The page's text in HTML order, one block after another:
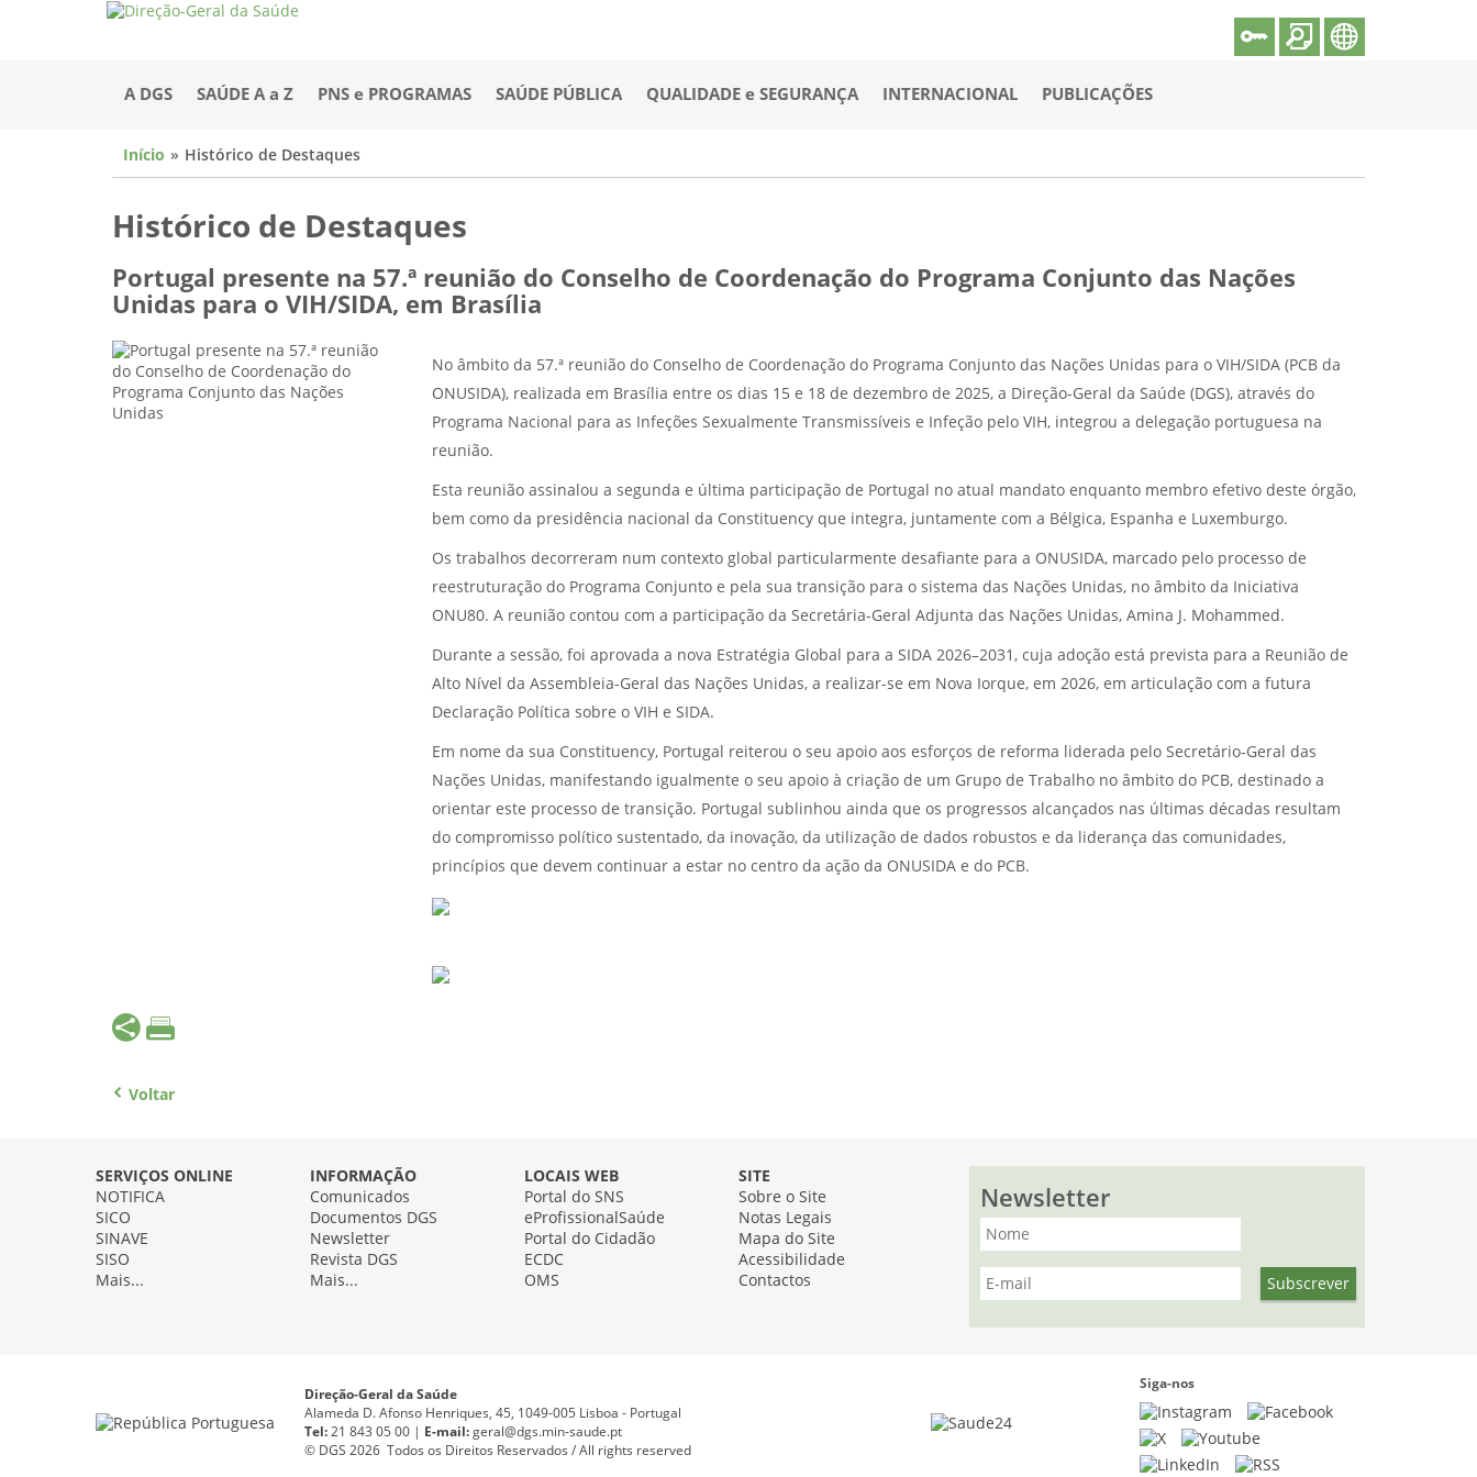
A DGS SAÚDE A a Z PNS e PROGRAMAS SAÚDE PÚBLICA QUALIDADE e SEGURANÇA INTERNACIONAL PUBLICAÇÕES
Início Histórico de Destaques
Histórico de Destaques
Portugal presente na 57.ª reunião do Conselho de Coordenação do Programa Conjunto das Nações
Unidas para o VIH/SIDA, em Brasília
No âmbito da 57.ª reunião do Conselho de Coordenação do Programa Conjunto das Nações Unidas para o VIH/SIDA (PCB da
ONUSIDA), realizada em Brasília entre os dias 15 e 18 de dezembro de 2025, a Direção-Geral da Saúde (DGS), através do
Programa Nacional para as Infeções Sexualmente Transmissíveis e Infeção pelo VIH, integrou a delegação portuguesa na
reunião.
Esta reunião assinalou a segunda e última participação de Portugal no atual mandato enquanto membro efetivo deste órgão,
bem como da presidência nacional da Constituency que integra, juntamente com a Bélgica, Espanha e Luxemburgo.
Os trabalhos decorreram num contexto global particularmente desafiante para a ONUSIDA, marcado pelo processo de
reestruturação do Programa Conjunto e pela sua transição para o sistema das Nações Unidas, no âmbito da Iniciativa
ONU80. A reunião contou com a participação da Secretária-Geral Adjunta das Nações Unidas, Amina J. Mohammed.
Durante a sessão, foi aprovada a nova Estratégia Global para a SIDA 2026–2031, cuja adoção está prevista para a Reunião de
Alto Nível da Assembleia-Geral das Nações Unidas, a realizar-se em Nova Iorque, em 2026, em articulação com a futura
Declaração Política sobre o VIH e SIDA.
Em nome da sua Constituency, Portugal reiterou o seu apoio aos esforços de reforma liderada pelo Secretário-Geral das
Nações Unidas, manifestando igualmente o seu apoio à criação de um Grupo de Trabalho no âmbito do PCB, destinado a
orientar este processo de transição. Portugal sublinhou ainda que os progressos alcançados nas últimas décadas resultam
do compromisso político sustentado, da inovação, da utilização de dados robustos e da liderança das comunidades,
princípios que devem continuar a estar no centro da ação da ONUSIDA e do PCB.
Voltar
SERVIÇOS ONLINE
NOTIFICA
SICO
SINAVE
SISO
Mais...
INFORMAÇÃO
Comunicados
Documentos DGS
Newsletter
Revista DGS
Mais...
LOCAIS WEB
Portal do SNS
eProfissionalSaúde
Portal do Cidadão
ECDC
OMS
SITE
Sobre o Site
Notas Legais
Mapa do Site
Acessibilidade
Contactos
Newsletter
Direção-Geral da Saúde
Alameda D. Afonso Henriques, 45, 1049-005 Lisboa - Portugal
Tel: 21 843 05 00 | E-mail: geral@dgs.min-saude.pt
© DGS 2026 Todos os Direitos Reservados / All rights reserved
Siga-nos